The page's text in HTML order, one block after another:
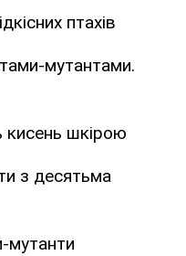
птахів
мутантами.
кисень шкірою
з десятьма
мутанти